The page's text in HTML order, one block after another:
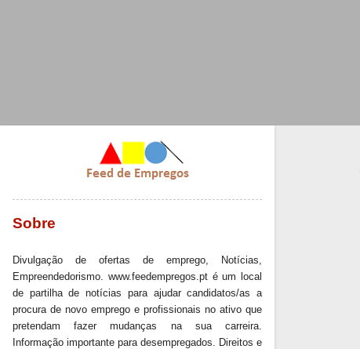
Sobre
Divulgação de ofertas de emprego, Notícias,
Empreendedorismo. www.feedempregos.pt é um local
de partilha de notícias para ajudar candidatos/as a
procura de novo emprego e profissionais no ativo que
pretendam fazer mudanças na sua carreira.
Informação importante para desempregados. Direitos e